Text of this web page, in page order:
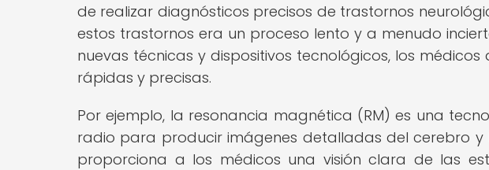
de realizar diagnósticos precisos de trastornos
estos trastornos era un proceso lento y a menudo
nuevas técnicas y dispositivos tecnológicos, los
rápidas y precisas.
Por ejemplo, la resonancia magnética (RM) es una
radio para producir imágenes detalladas del cerebro y
proporciona a los médicos una visión clara de las